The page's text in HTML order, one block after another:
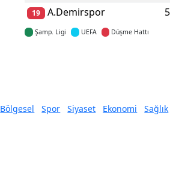
19 A.Demirspor 5
Şamp. Ligi UEFA Düşme Hattı
Bölgesel Spor Siyaset Ekonomi
Sağlık